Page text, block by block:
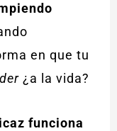
en que tu
¿a la vida?
funciona